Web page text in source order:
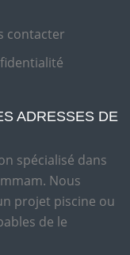
contacter
ADRESSES DE
spécialisé dans
Nous
projet piscine ou
de le